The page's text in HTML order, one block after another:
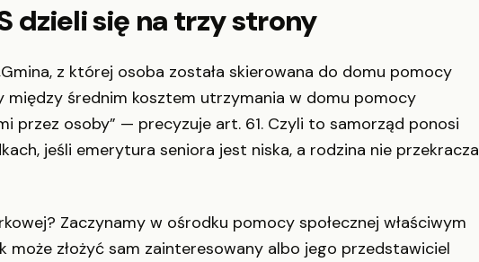
dzieli się na trzy strony
z której osoba została skierowana do domu pomocy
między średnim kosztem utrzymania w domu pomocy
przez osoby” — precyzuje art. 61. Czyli to samorząd ponosi
jeśli emerytura seniora jest niska, a rodzina nie przekracza
Zaczynamy w ośrodku pomocy społecznej właściwym
może złożyć sam zainteresowany albo jego przedstawiciel